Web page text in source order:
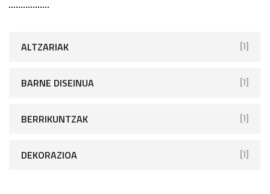
ALTZARIAK [1]
BARNE DISEINUA [1]
BERRIKUNTZAK [1]
DEKORAZIOA [1]